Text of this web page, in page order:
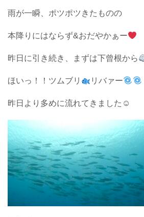
雨が一瞬、ポツポツきたものの
本降りにはならず&おだやかぁー
昨日に引き続き、まずは下曾根から
ほいっ！！ツムブリ リバァー
昨日より多めに流れてきました☺︎